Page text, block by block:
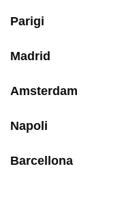
Parigi
Madrid
Amsterdam
Napoli
Barcellona